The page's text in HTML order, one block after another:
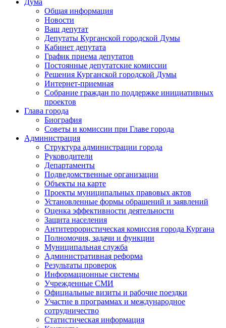
Дума
Общая информация
Новости
Ваш депутат
Депутаты Курганской городской Думы
Кабинет депутата
График приема депутатов
Постоянные депутатские комиссии
Решения Курганской городской Думы
Интернет-приемная
Собрание граждан по поддержке инициативных
проектов
Глава города
Биография
Советы и комиссии при Главе города
Администрация
Структура администрации города
Руководители
Департаменты
Подведомственные организации
Объекты на карте
Проекты муниципальных правовых актов
Установленные формы обращений и заявлений
Оценка эффективности деятельности
Защита населения
Антитеррористическая комиссия города Кургана
Полномочия, задачи и функции
Муниципальная служба
Административная реформа
Результаты проверок
Информационные системы
Учрежденные СМИ
Официальные визиты и рабочие поездки
Участие в программах и международное
сотрудничество
Статистическая информация